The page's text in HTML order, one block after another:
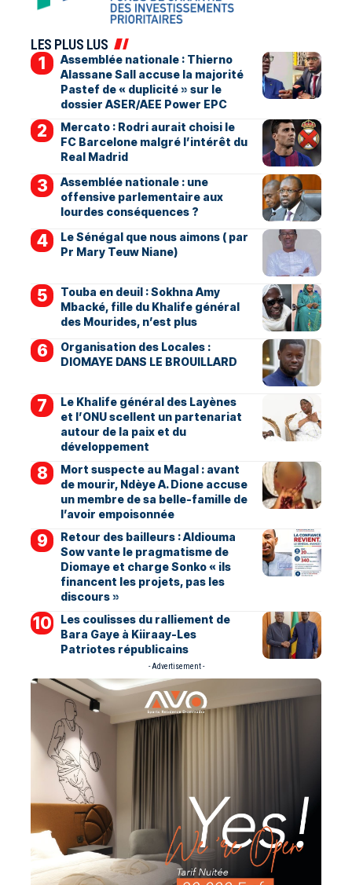
LES PLUS LUS
Assemblée nationale : Thierno
Alassane Sall accuse la majorité
Pastef de « duplicité » sur le
dossier ASER/AEE Power EPC
Mercato : Rodri aurait choisi le
FC Barcelone malgré l’intérêt du
Real Madrid
Assemblée nationale : une
offensive parlementaire aux
lourdes conséquences ?
Le Sénégal que nous aimons ( par
Pr Mary Teuw Niane)
Touba en deuil : Sokhna Amy
Mbacké, fille du Khalife général
des Mourides, n’est plus
Organisation des Locales :
DIOMAYE DANS LE BROUILLARD
Le Khalife général des Layènes
et l’ONU scellent un partenariat
autour de la paix et du
développement
Mort suspecte au Magal : avant
de mourir, Ndèye A. Dione accuse
un membre de sa belle-famille de
l’avoir empoisonnée
Retour des bailleurs : Aldiouma
Sow vante le pragmatisme de
Diomaye et charge Sonko « ils
financent les projets, pas les
discours »
Les coulisses du ralliement de
Bara Gaye à Kiiraay-Les
Patriotes républicains
- Advertisement -